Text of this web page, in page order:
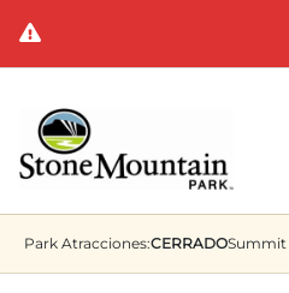
Park Atracciones:CERRADOSummit